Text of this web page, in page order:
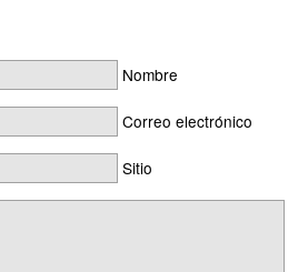
Nombre
Correo electrónico
Sitio